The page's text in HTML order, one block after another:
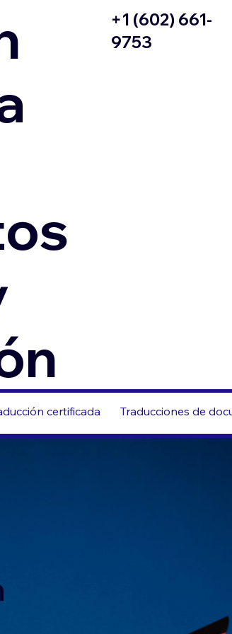
+1 (602) 661-
9753
certificada Traducciones de